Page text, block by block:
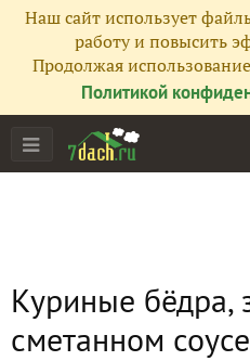
Наш сайт использует
работу и повысить
Продолжая
Политикой
Куриные бёдра,
сметанном соусе